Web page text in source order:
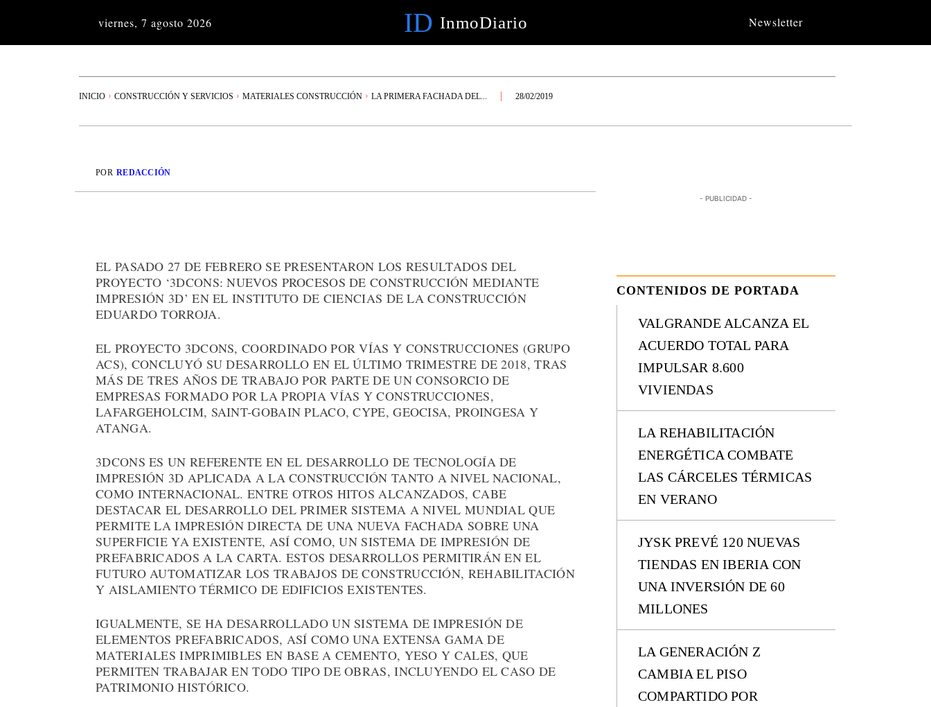
viernes, 7 agosto 2026 ID InmoDiario Newsletter
INICIO CONSTRUCCIÓN Y SERVICIOS MATERIALES CONSTRUCCIÓN LA PRIMERA FACHADA DEL... 28/02/2019
POR REDACCIÓN
EL PASADO 27 DE FEBRERO SE PRESENTARON LOS RESULTADOS DEL
PROYECTO ‘3DCONS: NUEVOS PROCESOS DE CONSTRUCCIÓN MEDIANTE
IMPRESIÓN 3D’ EN EL INSTITUTO DE CIENCIAS DE LA CONSTRUCCIÓN
EDUARDO TORROJA.
EL PROYECTO 3DCONS, COORDINADO POR VÍAS Y CONSTRUCCIONES (GRUPO
ACS), CONCLUYÓ SU DESARROLLO EN EL ÚLTIMO TRIMESTRE DE 2018, TRAS
MÁS DE TRES AÑOS DE TRABAJO POR PARTE DE UN CONSORCIO DE
EMPRESAS FORMADO POR LA PROPIA VÍAS Y CONSTRUCCIONES,
LAFARGEHOLCIM, SAINT-GOBAIN PLACO, CYPE, GEOCISA, PROINGESA Y
ATANGA.
3DCONS ES UN REFERENTE EN EL DESARROLLO DE TECNOLOGÍA DE
IMPRESIÓN 3D APLICADA A LA CONSTRUCCIÓN TANTO A NIVEL NACIONAL,
COMO INTERNACIONAL. ENTRE OTROS HITOS ALCANZADOS, CABE
DESTACAR EL DESARROLLO DEL PRIMER SISTEMA A NIVEL MUNDIAL QUE
PERMITE LA IMPRESIÓN DIRECTA DE UNA NUEVA FACHADA SOBRE UNA
SUPERFICIE YA EXISTENTE, ASÍ COMO, UN SISTEMA DE IMPRESIÓN DE
PREFABRICADOS A LA CARTA. ESTOS DESARROLLOS PERMITIRÁN EN EL
FUTURO AUTOMATIZAR LOS TRABAJOS DE CONSTRUCCIÓN, REHABILITACIÓN
Y AISLAMIENTO TÉRMICO DE EDIFICIOS EXISTENTES.
IGUALMENTE, SE HA DESARROLLADO UN SISTEMA DE IMPRESIÓN DE
ELEMENTOS PREFABRICADOS, ASÍ COMO UNA EXTENSA GAMA DE
MATERIALES IMPRIMIBLES EN BASE A CEMENTO, YESO Y CALES, QUE
PERMITEN TRABAJAR EN TODO TIPO DE OBRAS, INCLUYENDO EL CASO DE
PATRIMONIO HISTÓRICO.
- PUBLICIDAD -
CONTENIDOS DE PORTADA
VALGRANDE ALCANZA EL
ACUERDO TOTAL PARA
IMPULSAR 8.600
VIVIENDAS
LA REHABILITACIÓN
ENERGÉTICA COMBATE
LAS CÁRCELES TÉRMICAS
EN VERANO
JYSK PREVÉ 120 NUEVAS
TIENDAS EN IBERIA CON
UNA INVERSIÓN DE 60
MILLONES
LA GENERACIÓN Z
CAMBIA EL PISO
COMPARTIDO POR